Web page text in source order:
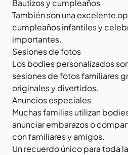
Bautizos y cumpleaños
También son una excelente
cumpleaños infantiles y
importantes.
Sesiones de fotos
Los bodies personalizados
sesiones de fotos familiares
originales y divertidos.
Anuncios especiales
Muchas familias utilizan
anunciar embarazos o
con familiares y amigos.
Un recuerdo único para toda